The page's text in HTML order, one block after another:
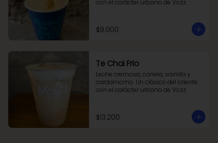
con el carácter urbano de Vozz.
$9.000
Te Chai Frio
Leche cremosa, canela, vainilla y
cardamomo. Un clásico del oriente
con el carácter urbano de Vozz.
$13.200